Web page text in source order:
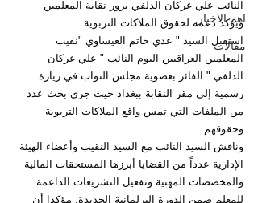
اهم الاخبار
مقالات
النائب علي غركان الدلفي يزور نقابة المعلمين
ويؤكد دعمه لحقوق الملاكات التربوية
استقبل السيد " عدي حاتم العيساوي "نقيب
المعلمين العراقيين اليوم النائب " علي غركان
الدلفي " الفائز بعضوية مجلس النواب في زيارة
رسمية إلى مقر النقابة ببغداد حيث جرى بحث عدد
من الملفات التي تمس واقع الملاكات التربوية
وحقوقهم.
وناقش السيد النائب مع السيد النقيب وأعضاء الهيئة
الإدارية عدداً من القضايا أبرزها المستحقات المالية
والمخصصات المهنية وتفعيل التشريعات الداعمة
للمعلم ضمن الدورة البرلمانية الجديدة. مؤكدا أن